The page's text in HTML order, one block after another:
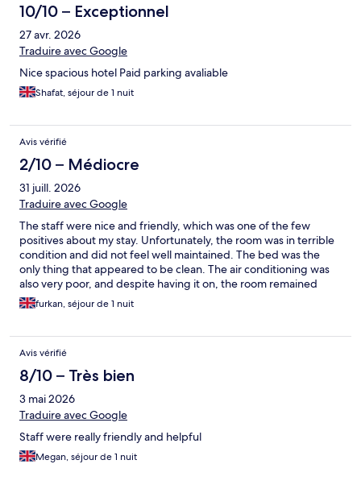
10/10 – Exceptionnel
27 avr. 2026
Traduire avec Google
Nice spacious hotel Paid parking avaliable
Shafat, séjour de 1 nuit
Avis vérifié
2/10 – Médiocre
31 juill. 2026
Traduire avec Google
The staff were nice and friendly, which was one of the few
positives about my stay. Unfortunately, the room was in terrible
condition and did not feel well maintained. The bed was the
only thing that appeared to be clean. The air conditioning was
also very poor, and despite having it on, the room remained
uncomfortably hot. The food was shocking as well and was
nowhere near the standard I expected. Overall, I was very
be using Holiday Inn again.
furkan, séjour de 1 nuit
Avis vérifié
8/10 – Très bien
3 mai 2026
Traduire avec Google
Staff were really friendly and helpful
Megan, séjour de 1 nuit